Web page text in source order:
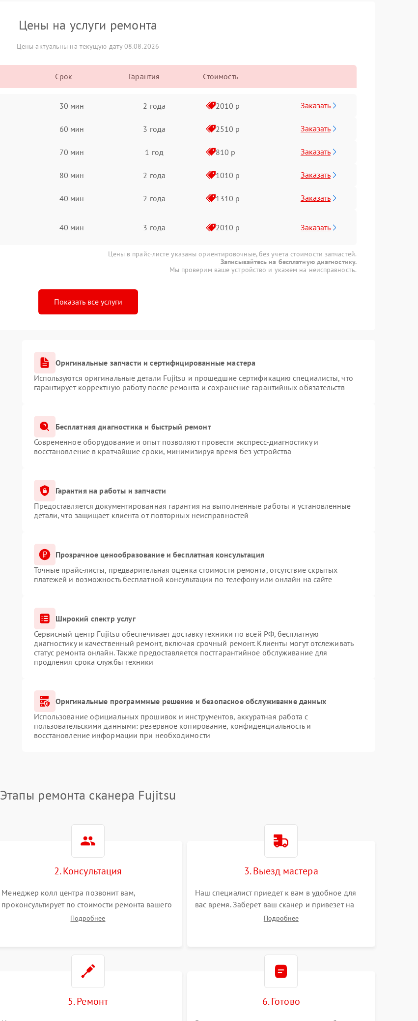
Цены на услуги ремонта
Цены актуальны на текущую дату 08.08.2026
Срок Гарантия Стоимость
30 мин 2 года 2010 р Заказать
60 мин 3 года 2510 р Заказать
70 мин 1 год 810 р Заказать
80 мин 2 года 1010 р Заказать
40 мин 2 года 1310 р Заказать
40 мин 3 года 2010 р Заказать
Цены в прайс-листе указаны ориентировочные, без учета стоимости запчастей.
Записывайтесь на бесплатную диагностику.
Мы проверим ваше устройство и укажем на неисправность.
Показать все услуги
Оригинальные запчасти и сертифицированные мастера
Используются оригинальные детали Fujitsu и прошедшие сертификацию специалисты, что
гарантирует корректную работу после ремонта и сохранение гарантийных обязательств
Бесплатная диагностика и быстрый ремонт
Современное оборудование и опыт позволяют провести экспресс-диагностику и
восстановление в кратчайшие сроки, минимизируя время без устройства
Гарантия на работы и запчасти
Предоставляется документированная гарантия на выполненные работы и установленные
детали, что защищает клиента от повторных неисправностей
Прозрачное ценообразование и бесплатная консультация
Точные прайс-листы, предварительная оценка стоимости ремонта, отсутствие скрытых
платежей и возможность бесплатной консультации по телефону или онлайн на сайте
Широкий спектр услуг
Сервисный центр Fujitsu обеспечивает доставку техники по всей РФ, бесплатную
диагностику и качественный ремонт, включая срочный ремонт. Клиенты могут отслеживать
статус ремонта онлайн. Также предоставляется постгарантийное обслуживание для
продления срока службы техники
Оригинальные программные решение и безопасное обслуживание данных
Использование официальных прошивок и инструментов, аккуратная работа с
пользовательскими данными: резервное копирование, конфиденциальность и
восстановление информации при необходимости
Этапы ремонта сканера Fujitsu
2. Консультация
Менеджер колл центра позвонит вам,
проконсультирует по стоимости ремонта вашего
сканера а также ответит на все ваши вопросы.
Подробнее
3. Выезд мастера
Наш специалист приедет к вам в удобное для
вас время. Заберет ваш сканер и привезет на
склад для диагностики.Подробнее
5. Ремонт 6. Готово